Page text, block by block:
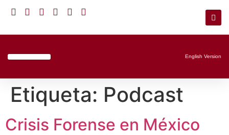
English Version
Etiqueta: Podcast
Crisis Forense en México